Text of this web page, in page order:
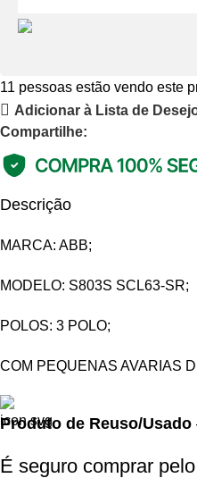
11 pessoas estão vendo este
Adicionar à Lista de
Compartilhe:
Descrição
MARCA: ABB;
MODELO: S803S SCL63-SR;
POLOS: 3 POLO;
COM PEQUENAS AVARIAS
Produto de Reuso/Usado
É seguro comprar